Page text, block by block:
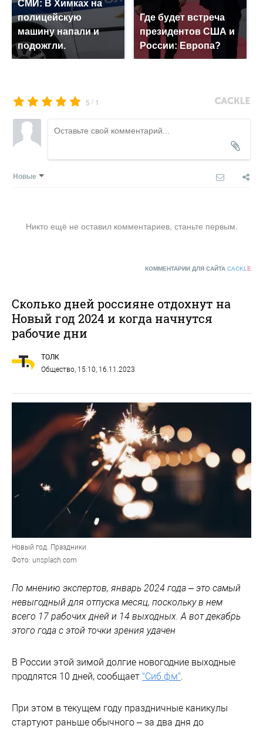
СМИ: В Химках на
полицейскую
машину напали и
подожгли.
Где будет встреча
президентов США и
России: Европа?
5 / 1
Новые
Никто ещё не оставил комментариев, станьте первым.
КОММЕНТАРИИ ДЛЯ САЙТА CACKL E
Сколько дней россияне отдохнут на
Новый год 2024 и когда начнутся
рабочие дни
ТОЛК
Общество, 15:10, 16.11.2023
Новый год. Праздники
Фото: unsplash.com
По мнению экспертов, январь 2024 года – это самый
невыгодный для отпуска месяц, поскольку в нем
всего 17 рабочих дней и 14 выходных. А вот декабрь
этого года с этой точки зрения удачен
В России этой зимой долгие новогодние выходные
продлятся 10 дней, сообщает "Сиб.фм"
При этом в текущем году праздничные каникулы
стартуют раньше обычного – за два дня до